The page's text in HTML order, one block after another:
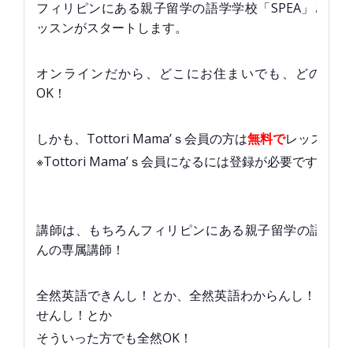
フィリピンにある親子留学の語学学校「SPEA」さん
ッスンがスタートします。
オンラインだから、どこにお住まいでも、どの場
OK！
しかも、Tottori Mama’ｓ会員の方は無料でレッスンに
※Tottori Mama’ｓ会員になるには登録が必要です。
講師は、もちろんフィリピンにある親子留学の語学学
んの専属講師！
全然英語できんし！とか、全然英語わからんし！とか
せんし！とか
そういった方でも全然OK！